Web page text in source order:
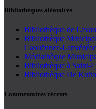
Bibliothèques aléatoires
Bibliothèque de
Bibliothèque
Caouënnec-
Médiathèque
Bibliothèque à Saint-
Bibliothèque De
Commentaires récents